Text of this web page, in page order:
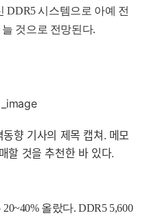
DDR5 시스템으로 아예 전
것으로 전망된다.
향 기사의 제목 캡쳐. 메모
할 것을 추천한 바 있다.
올랐다. DDR5 5,600